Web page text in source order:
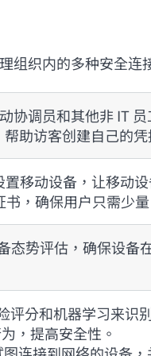
组织内的多种安全连
协调员和其他非 IT
助访客创建自己的
移动设备，让移动
，确保用户只需少
态势评估，确保设
评分和机器学习来
，提高安全性。